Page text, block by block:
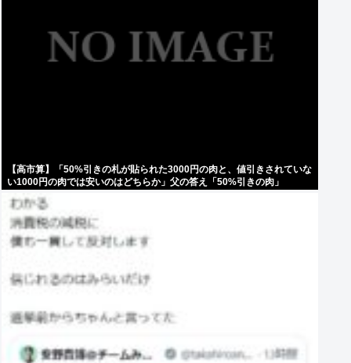
【高市算】「50%引きの札が貼られた3000円の肉と、値引きされていな
い1000円の肉では安いのはどちらか」父の答え「50%引きの肉」